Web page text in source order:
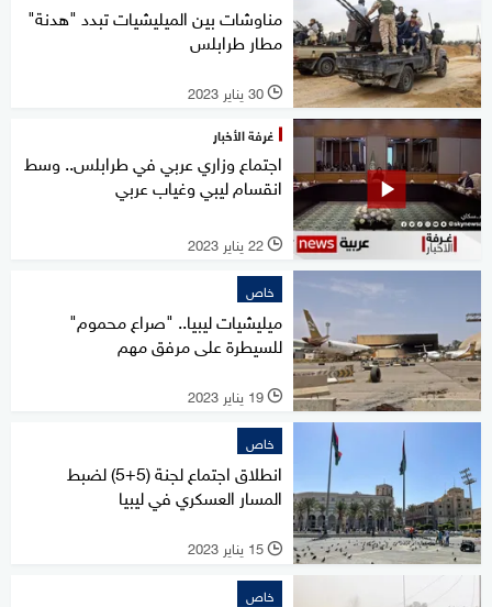
مناوشات بين الميليشيات تبدد "هدنة"
مطار طرابلس
l 30 يناير 2023
غرفة الأخبار
اجتماع وزاري عربي في طرابلس.. وسط
انقسام ليبي وغياب عربي
l 22 يناير 2023
خاص
ميليشيات ليبيا.. "صراع محموم"
للسيطرة على مرفق مهم
l 19 يناير 2023
خاص
انطلاق اجتماع لجنة (5+5) لضبط
المسار العسكري في ليبيا
l 15 يناير 2023
خاص